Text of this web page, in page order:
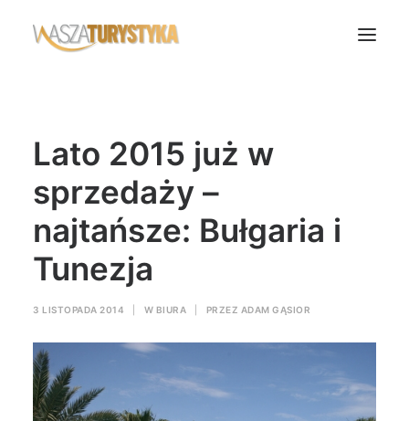
Biura podróży
Noclegi
Polska
Wasze Podróże
Lato 2015 już w
sprzedaży –
najtańsze: Bułgaria i
Tunezja
3 LISTOPADA 2014 W BIURA PRZEZ ADAM GĄSIOR